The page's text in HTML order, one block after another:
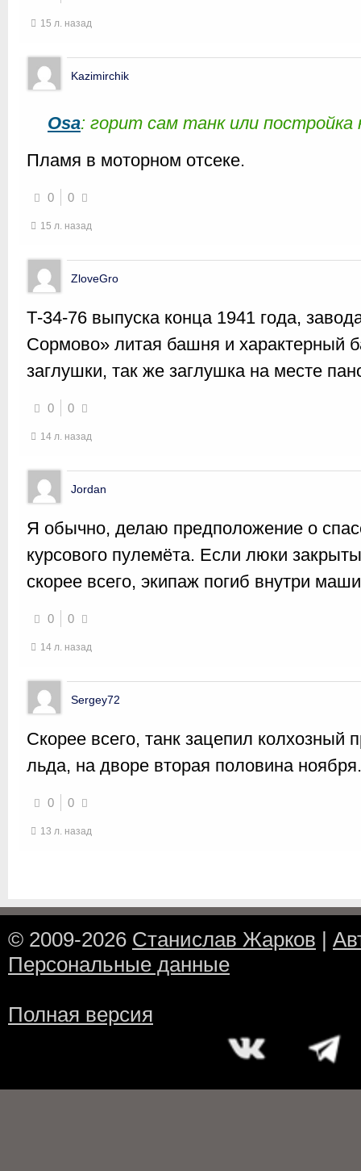
15 л. назад
Kazimirchik
Osa: горит сам танк или постройка
Пламя в моторном отсеке.
0 0
15 л. назад
ZloveGro
Т-34-76 выпуска конца 1941 года,
Сормово» литая башня и характерный
заглушки, так же заглушка на месте
0 0
14 л. назад
Jordan
Я обычно, делаю предположение о
курсового пулемёта. Если люки
скорее всего, экипаж погиб внутри
0 0
14 л. назад
Sergey72
Скорее всего, танк зацепил колхозный
льда, на дворе вторая половина ноября.
0 0
13 л. назад
© 2009-2026 Станислав Жарков |
Персональные данные
Полная версия